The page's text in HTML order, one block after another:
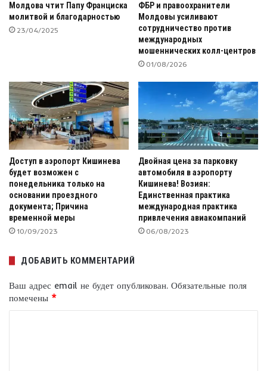
Молдова чтит Папу Франциска
молитвой и благодарностью
23/04/2025
ФБР и правоохранители
Молдовы усиливают
сотрудничество против
международных
мошеннических колл-центров
01/08/2026
Доступ в аэропорт Кишинева
будет возможен с
понедельника только на
основании проездного
документа; Причина
временной меры
10/09/2023
Двойная цена за парковку
автомобиля в аэропорту
Кишинева! Возиян:
Единственная практика
международная практика
привлечения авиакомпаний
06/08/2023
ДОБАВИТЬ КОММЕНТАРИЙ
Ваш адрес email не будет опубликован. Обязательные поля
помечены *